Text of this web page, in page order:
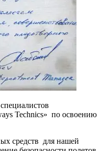
Technics» по освоению
средств для нашей